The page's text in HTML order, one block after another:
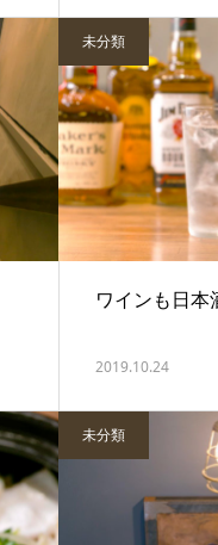
未分類
ワインも日本
2019.10.24
未分類